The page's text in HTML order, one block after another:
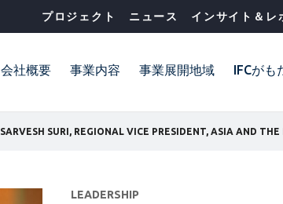
プロジェクト ニュース インサイト＆レ
会社概要 事業内容 事業展開地域 IFCがも
SARVESH SURI, REGIONAL VICE PRESIDENT, ASIA AND THE
LEADERSHIP